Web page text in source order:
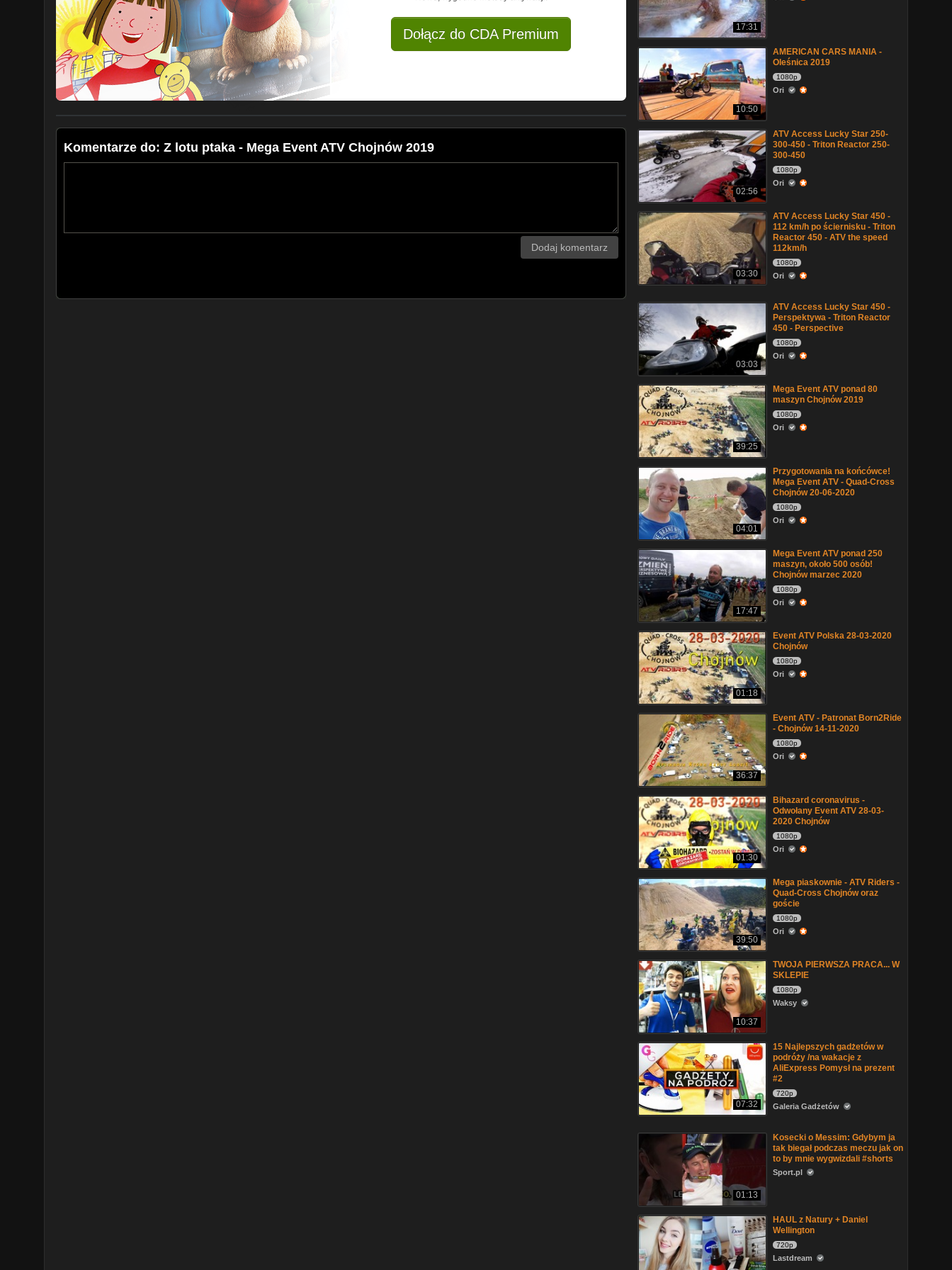
Dołącz do CDA Premium
Komentarze do: Z lotu ptaka - Mega Event ATV Chojnów 2019
Dodaj komentarz
17:31
10:50
AMERICAN CARS MANIA -
Oleśnica 2019
1080p
Ori
02:56
ATV Access Lucky Star 250-
300-450 - Triton Reactor 250-
300-450
1080p
Ori
03:30
ATV Access Lucky Star 450 -
112 km/h po ściernisku - Triton
Reactor 450 - ATV the speed
112km/h
1080p
Ori
03:03
ATV Access Lucky Star 450 -
Perspektywa - Triton Reactor
450 - Perspective
1080p
Ori
39:25
Mega Event ATV ponad 80
maszyn Chojnów 2019
1080p
Ori
04:01
Przygotowania na końcówce!
Mega Event ATV - Quad-Cross
Chojnów 20-06-2020
1080p
Ori
17:47
Mega Event ATV ponad 250
maszyn, około 500 osób!
Chojnów marzec 2020
1080p
Ori
01:18
Event ATV Polska 28-03-2020
Chojnów
1080p
Ori
36:37
Event ATV - Patronat Born2Ride
- Chojnów 14-11-2020
1080p
Ori
01:30
Bihazard coronavirus -
Odwołany Event ATV 28-03-
2020 Chojnów
1080p
Ori
39:50
Mega piaskownie - ATV Riders -
Quad-Cross Chojnów oraz
goście
1080p
Ori
10:37
TWOJA PIERWSZA PRACA... W
SKLEPIE
1080p
Waksy
07:32
15 Najlepszych gadżetów w
podróży /na wakacje z
AliExpress Pomysł na prezent
#2
720p
Galeria Gadżetów
01:13
Kosecki o Messim: Gdybym ja
tak biegał podczas meczu jak on
to by mnie wygwizdali #shorts
Sport.pl
HAUL z Natury + Daniel
Wellington
720p
Lastdream